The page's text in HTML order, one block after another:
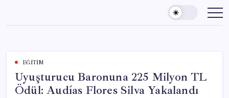
content
EĞITIM
Uyuşturucu Baronuna 225 Milyon TL
Ödül: Audías Flores Silva Yakalandı